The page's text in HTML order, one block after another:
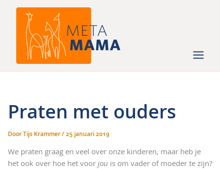
Praten met ouders
DoorTijs Krammer/25 januari 2019
We praten graag en veel over onze kinderen, maar heb je
het ook over hoe het voor jou is om vader of moeder te zijn?